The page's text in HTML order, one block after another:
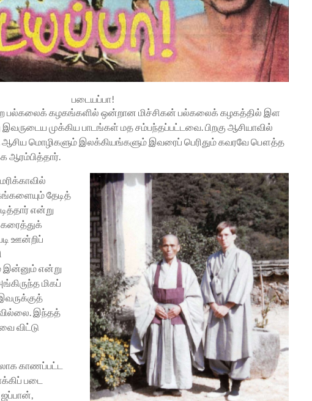
படையப்பா!
பல்கலைக் கழகங்களில் ஒன்றான மிச்சிகன் பல்கலைக் கழகத்தில் இள
முக்கிய பாடங்கள் மத சம்பந்தப்பட்டவை. பிறகு ஆசியாவில்
ஆசிய மொழிகளும் இலக்கியங்களும் இவரைப் பெரிதும் கவரவே பௌத்த
ஆரம்பித்தார்.
தேடித்
என்று
கரைத்துக்
ஊன்றிப்
இன்னும் என்று
மிகப்
இந்தத்
விட்டு
காணப்பட்ட
படை